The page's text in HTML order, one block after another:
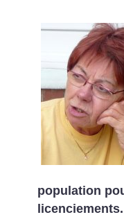
population
licenciements.